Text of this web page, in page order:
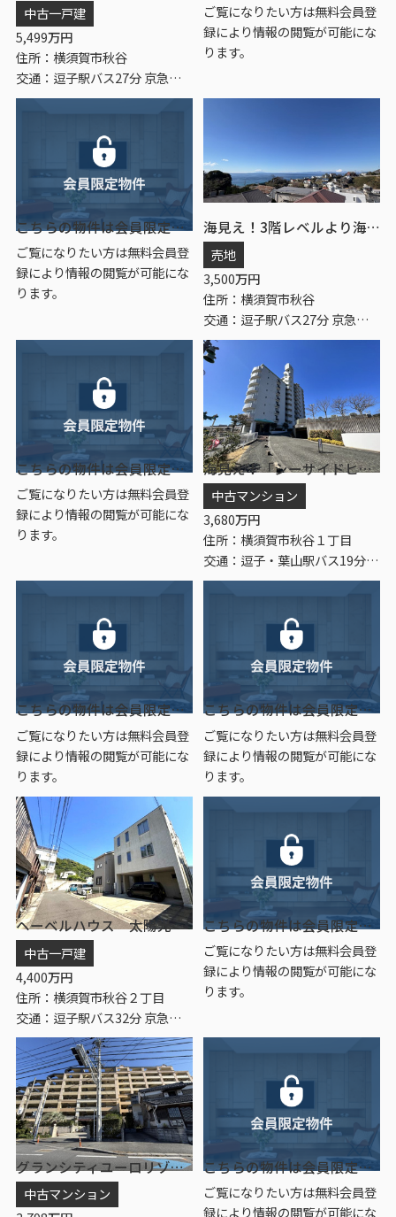
中古一戸建
5,499万円
住所：横須賀市秋谷
交通：逗子駅バス27分 京急バス「子産石」 停歩5分
ご覧になりたい方は無料会員登
録により情報の閲覧が可能にな
ります。
こちらの物件は会員限定物件です。
ご覧になりたい方は無料会員登
録により情報の閲覧が可能にな
ります。
海見え！3階レベルより海を臨む 別荘エリア
売地
3,500万円
住所：横須賀市秋谷
交通：逗子駅バス27分 京急バス「子産石」 停歩7分
こちらの物件は会員限定物件です。
ご覧になりたい方は無料会員登
録により情報の閲覧が可能にな
ります。
海見え！「シーサイドヒルズ・ノバ南葉山」5階
中古マンション
3,680万円
住所：横須賀市秋谷１丁目
交通：逗子・葉山駅バス19分 「浄楽寺」 停歩1分
こちらの物件は会員限定物件です。
ご覧になりたい方は無料会員登
録により情報の閲覧が可能にな
ります。
こちらの物件は会員限定物件です。
ご覧になりたい方は無料会員登
録により情報の閲覧が可能にな
ります。
ヘーベルハウス 太陽光発電システム 4LDK
中古一戸建
4,400万円
住所：横須賀市秋谷２丁目
交通：逗子駅バス32分 京急バス「前田橋（横須賀市）」 停歩4分
こちらの物件は会員限定物件です。
ご覧になりたい方は無料会員登
録により情報の閲覧が可能にな
ります。
グランシティユーロリゾート西海岸通り 1階
中古マンション
こちらの物件は会員限定物件です。
ご覧になりたい方は無料会員登
録により情報の閲覧が可能にな